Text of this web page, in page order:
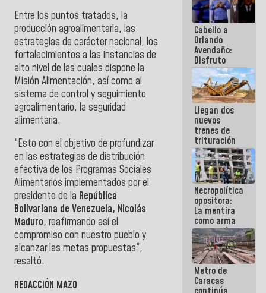
Entre los puntos tratados, la
producción agroalimentaria, las
estrategias de carácter nacional, los
fortalecimientos a las instancias de
alto nivel de las cuales dispone la
Misión Alimentación, así como al
sistema de control y seguimiento
agroalimentario, la seguridad
alimentaria.
“Esto con el objetivo de profundizar
en las estrategias de distribución
efectiva de los Programas Sociales
Alimentarios implementados por el
presidente de la República
Bolivariana de Venezuela, Nicolás
Maduro, reafirmando así el
compromiso con nuestro pueblo y
alcanzar las metas propuestas”,
resaltó.
REDACCIÓN MAZO
Cabello a
Orlando
Avendaño:
Disfruto
cada vez
que escribes
porque lo
que haces
es
embarrarla
Llegan dos
nuevos
trenes de
trituración
para
optimizar
manejo de
escombros
en La Guaira
Necropolítica
opositora:
La mentira
como arma
contra el
Pueblo
Metro de
Caracas